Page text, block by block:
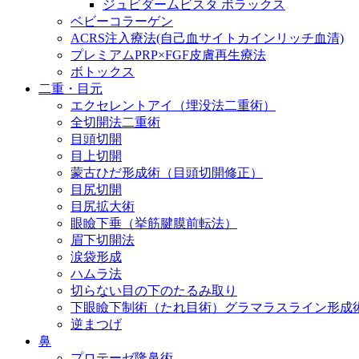
ジュビダームビスタ ボラックス
ベビーコラーゲン
ACRS注入療法(自己血サイトカインリッチ血清)
プレミアムPRP×FGF皮膚再生療法
ボトックス
二重・目元
エクセレントアイ（埋没法二重術）
全切開法二重術
目頭切開
目上切開
蒙古ひだ形成術（目頭切開修正）
目尻切開
目尻拡大術
眼瞼下垂（挙筋腱膜前転法）
眉下切開法
涙袋形成
ハムラ法
切らない目の下のたるみ取り
下眼瞼下制術（たれ目術）グラマラスライン形成
逆まつげ
鼻